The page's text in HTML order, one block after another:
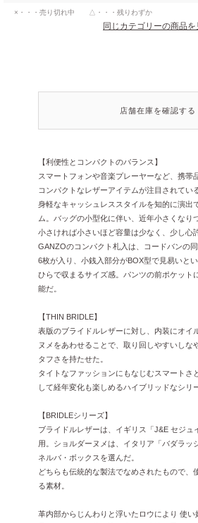
×・・・売り切れ中 △・・・残りわずか
同じカテゴリーの商品を
店舗在庫を確認する
【利便性とコンパクトのバランス】
スマートフォンや音楽プレーヤーなど、携帯
コンパクトなレザーアイテムが注目されてい
身軽なキャッシュレススタイルを知的に演出
ム。バッグの小型化に伴い、近年小さくなり
小さければ小さいほど容量は少なく、少し心
GANZOのコンパクト札入は、コードバンの
6枚が入り、小銭入部分がBOX型で見易いと
ひらで収まるサイズ感。パンツの前ポケット
能だ。
【THIN BRIDLE】
表版のブライドルレザーに対し、内装にオイ
ヌメをあわせることで、取り回しやすいしな
タフさを持たせた。
タイトなファッションにもなじむスマートさ
して経年変化も楽しめるハイブリッドなシリ
【BRIDLEシリーズ】
ブライドルレザーは、イギリス「J&E セジュ
用。ショルダーヌメは、イタリア「バダラッ
ネルバ・ボックスを選んだ。
どちらも伝統的な製法でなめされたもので、
る素材。
革内部からじんわりと浮いたロウにより 使い